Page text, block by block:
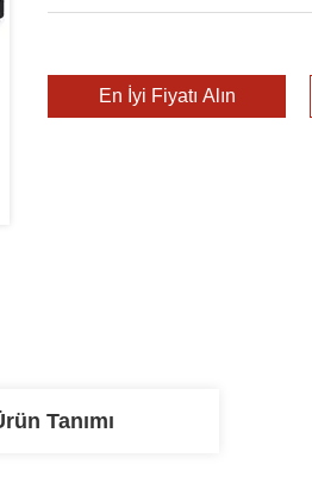
En İyi Fiyatı Alın
Tanımı